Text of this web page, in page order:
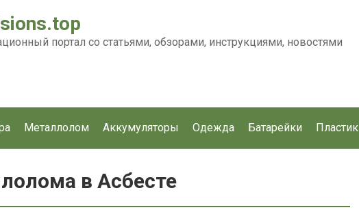
портал со статьями, обзорами, инструкциями, новостями
Металлолом Аккумуляторы Одежда Батарейки Пластик
в Асбесте